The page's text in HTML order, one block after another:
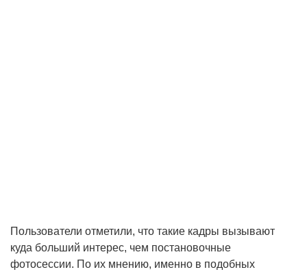
Пользователи отметили, что такие кадры вызывают
куда больший интерес, чем постановочные
фотосессии. По их мнению, именно в подобных